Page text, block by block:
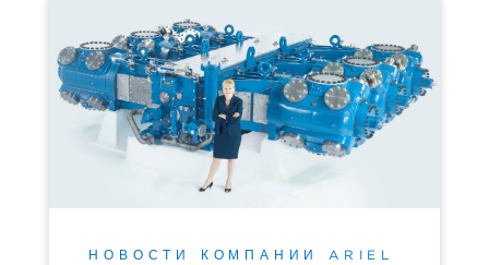
НОВОСТИ КОМПАНИИ ARIEL